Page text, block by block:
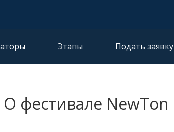
Этапы Подать заявку
О фестивале NewTon